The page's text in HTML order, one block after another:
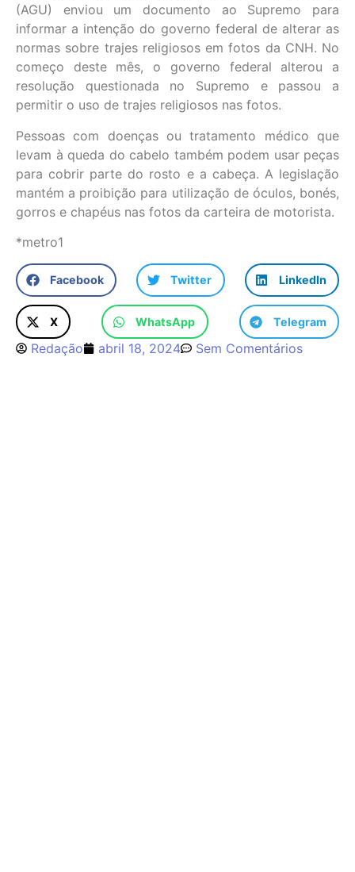
(AGU) enviou um documento ao Supremo para
informar a intenção do governo federal de alterar as
normas sobre trajes religiosos em fotos da CNH. No
começo deste mês, o governo federal alterou a
resolução questionada no Supremo e passou a
permitir o uso de trajes religiosos nas fotos.
Pessoas com doenças ou tratamento médico que
levam à queda do cabelo também podem usar peças
para cobrir parte do rosto e a cabeça. A legislação
mantém a proibição para utilização de óculos, bonés,
gorros e chapéus nas fotos da carteira de motorista.
*metro1
Facebook Twitter LinkedIn
X WhatsApp Telegram
Redação abril 18, 2024 Sem Comentários